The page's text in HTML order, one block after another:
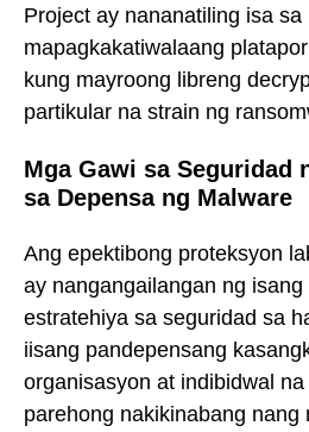
Project ay nananatiling isa sa
mapagkakatiwalaang
kung mayroong libreng
partikular na strain ng
Mga Gawi sa Seguridad
sa Depensa ng Malware
Ang epektibong proteksyon
ay nangangailangan ng
estratehiya sa seguridad sa
iisang pandepensang
organisasyon at indibidwal
parehong nakikinabang nang